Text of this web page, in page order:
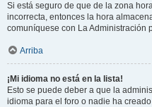
Si está seguro de que de la zona
incorrecta, entonces la hora
comuníquese con La Administración
Arriba
¡Mi idioma no está en la lista!
Esto se puede deber a que la
idioma para el foro o nadie ha